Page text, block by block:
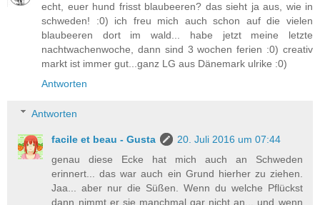
echt, euer hund frisst blaubeeren? das sieht ja aus, wie in
schweden! :0) ich freu mich auch schon auf die vielen
blaubeeren dort im wald... habe jetzt meine letzte
nachtwachenwoche, dann sind 3 wochen ferien :0) creativ
markt ist immer gut...ganz LG aus Dänemark ulrike :0)
Antworten
Antworten
facile et beau - Gusta
20. Juli 2016 um 07:44
genau diese Ecke hat mich auch an Schweden
erinnert... das war auch ein Grund hierher zu ziehen.
Jaa... aber nur die Süßen. Wenn du welche Pflückst
dann nimmt er sie manchmal gar nicht an... und wenn